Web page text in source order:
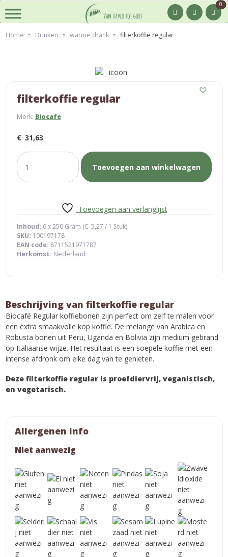
0
Home Drinken warme drank filterkoffie regular
filterkoffie regular
Merk: Biocafe
€ 31,63
filterkoffie
regular
aantal
Toevoegen aan winkelwagen
Toevoegen aan verlanglijst
Inhoud: 6 x 250 Gram (€ 5,27 / 1 Stuk)
SKU: 100197178
EAN code: 8711521971787
Herkomst: Nederland
Beschrijving van filterkoffie regular
Biocafé Regular koffiebonen zijn perfect om zelf te malen voor
een extra smaakvolle kop koffie. De melange van Arabica en
Robusta bonen uit Peru, Uganda en Bolivia zijn medium gebrand
op Italiaanse wijze. Het resultaat is een soepele koffie met een
intense afdronk om elke dag van te genieten.
Deze filterkoffie regular is proefdiervrij, veganistisch,
en vegetarisch.
Allergenen info
Niet aanwezig